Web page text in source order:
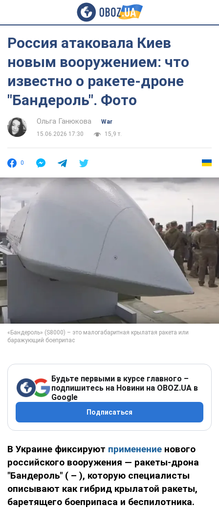
Россия атаковала Киев
новым вооружением: что
известно о ракете-дроне
"Бандероль". Фото
Ольга Ганюкова
War
15.06.2026 17:30
15,9 т.
0
Будьте первыми в курсе главного –
подпишитесь на Новини на OBOZ.UA в
Google
Подписаться
В Украине фиксируют применение нового
российского вооружения — ракеты-дрона
"Бандероль" ( – ), которую специалисты
описывают как гибрид крылатой ракеты,
баретящего боеприпаса и беспилотника.